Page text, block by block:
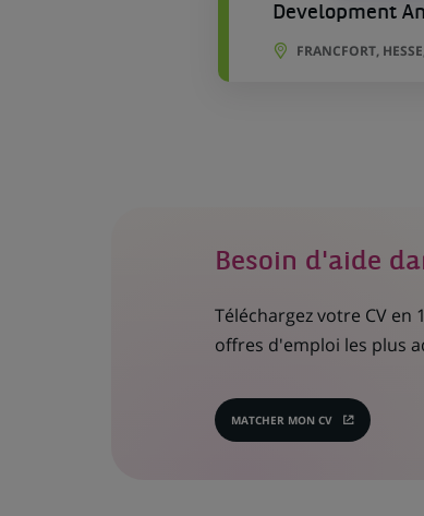
Development
FRANCFORT,
Besoin d'aide
Téléchargez votre CV
offres d'emploi les plus
MATCHER MON CV
(CE